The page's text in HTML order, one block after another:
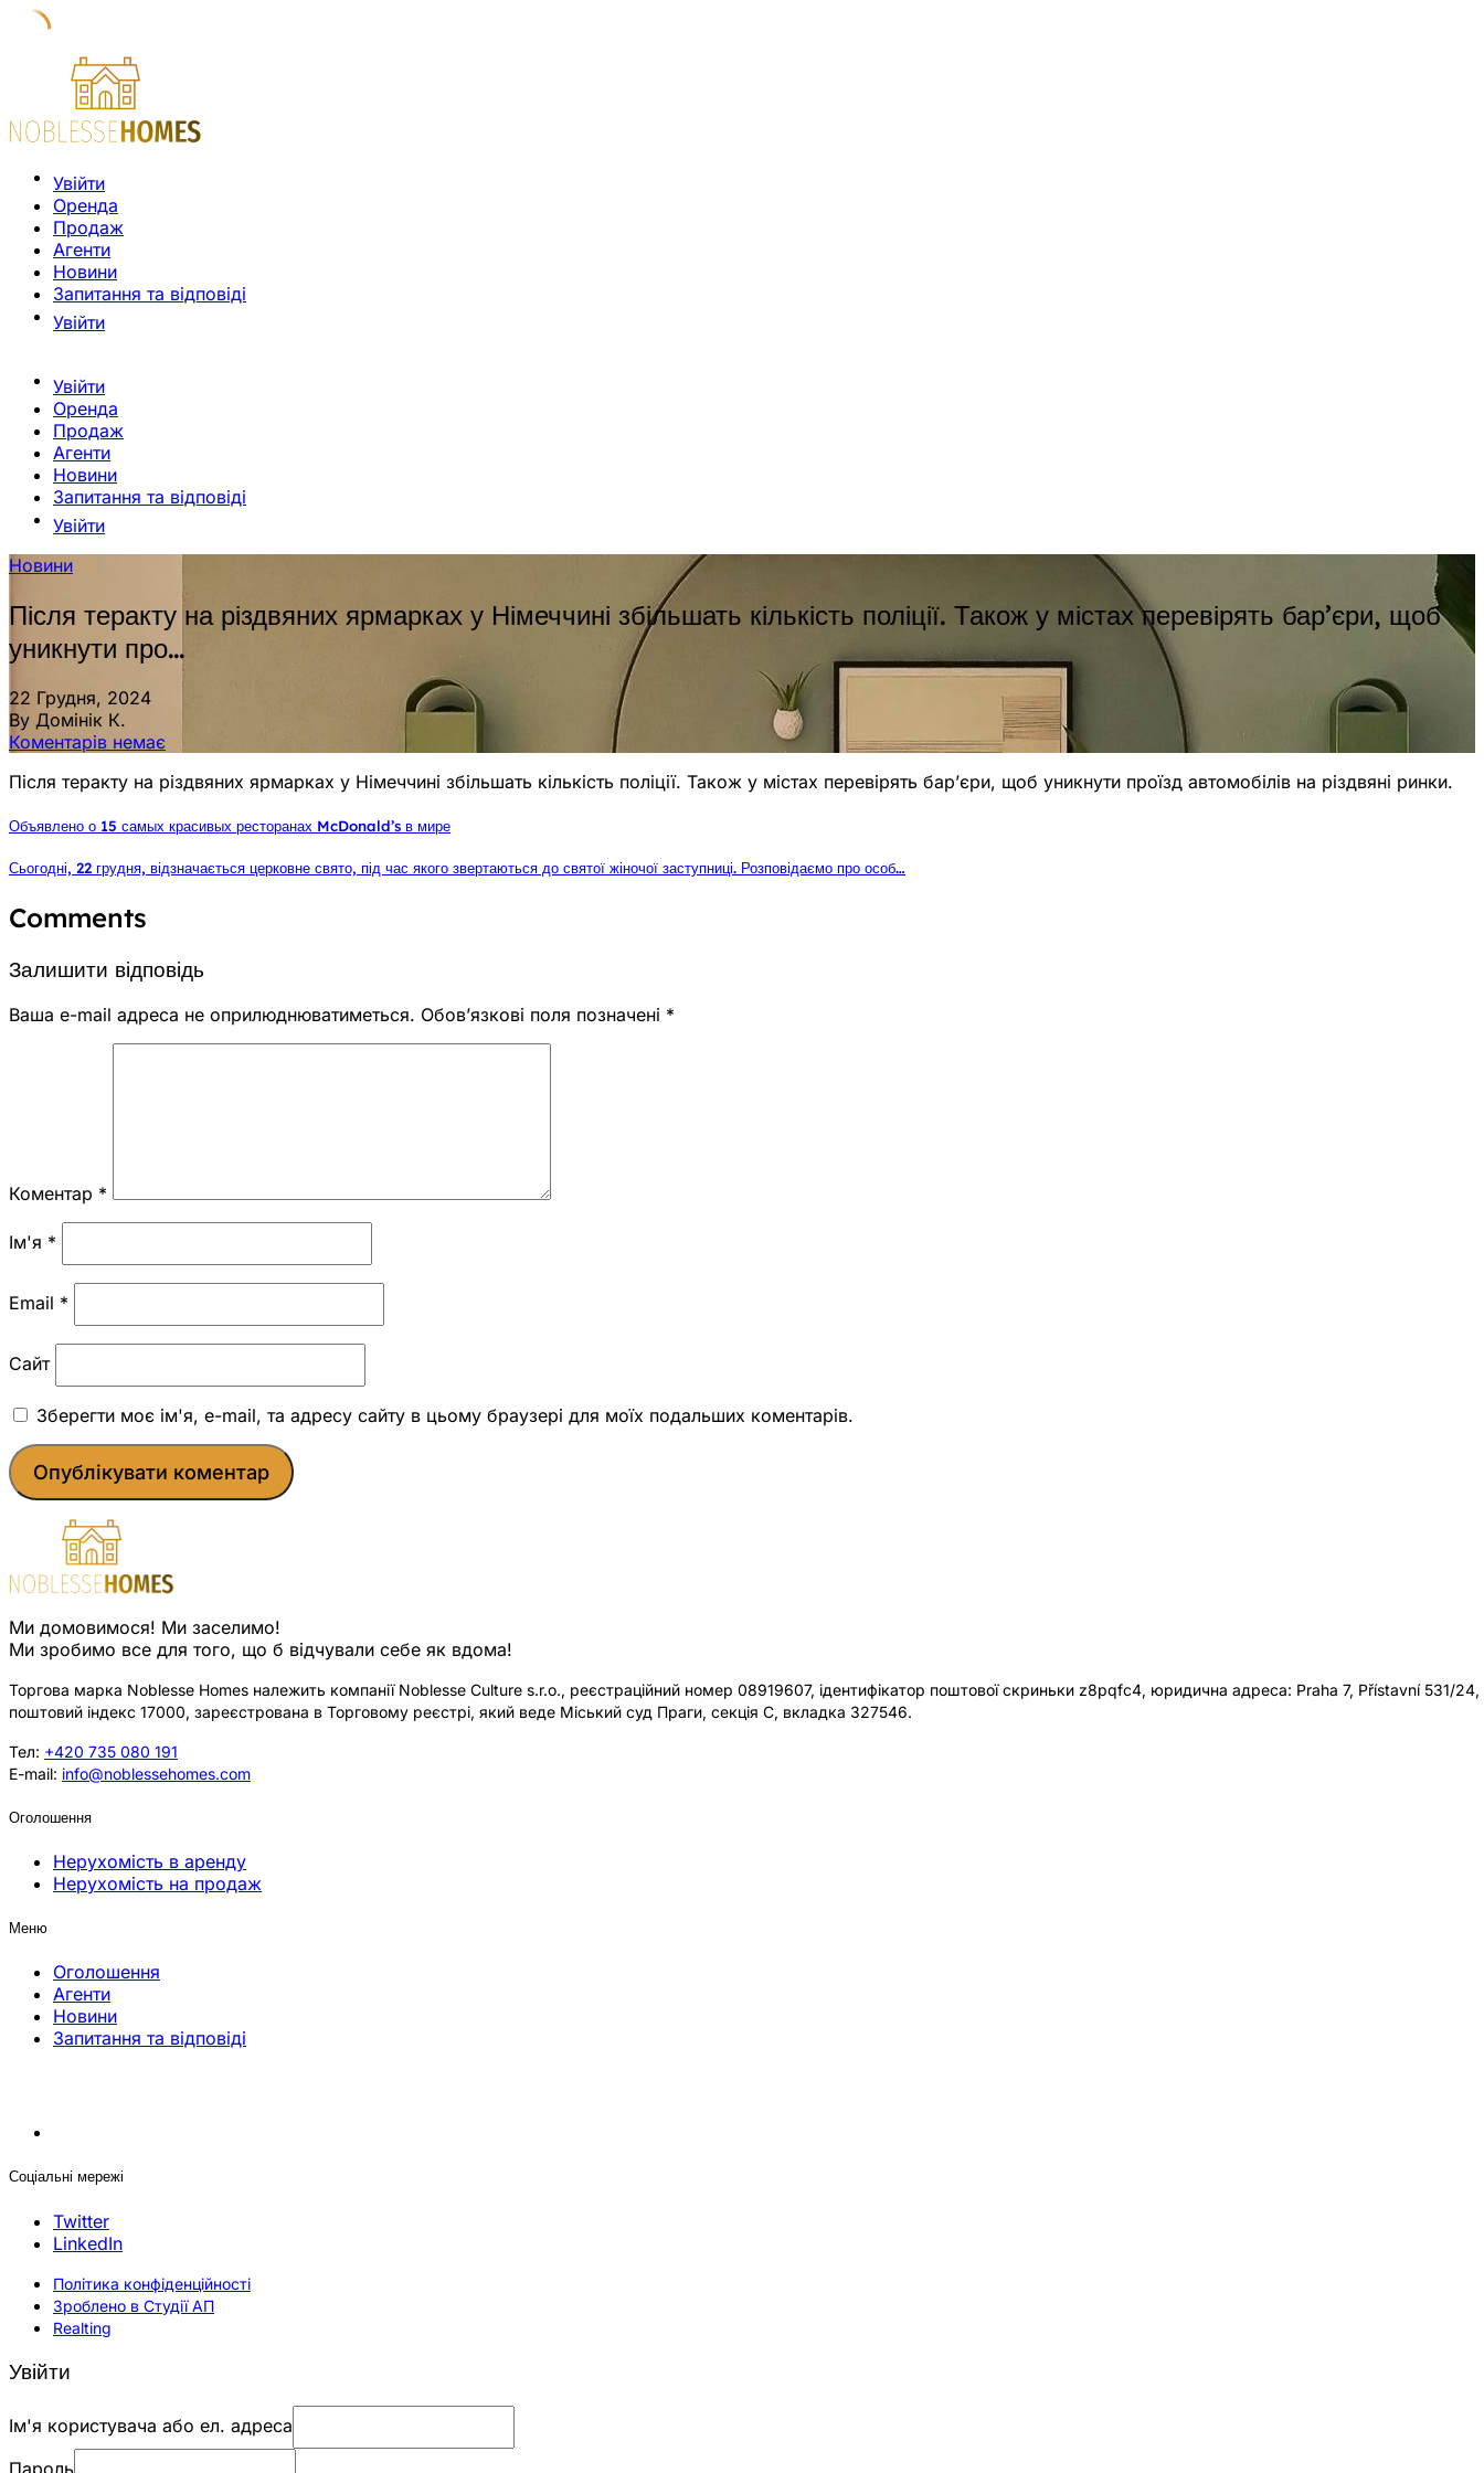
Увійти
Оренда
Продаж
Агенти
Новини
Запитання та відповіді
Увійти
Увійти
Оренда
Продаж
Агенти
Новини
Запитання та відповіді
Увійти
Новини
Після теракту на різдвяних ярмарках у Німеччині збільшать кількість поліції. Також у містах перевірять бар’єри, щоб
уникнути про…
22 Грудня, 2024
By Домінік К.
Коментарів немає
Після теракту на різдвяних ярмарках у Німеччині збільшать кількість поліції. Також у містах перевірять бар’єри, щоб уникнути проїзд автомобілів на різдвяні ринки.
Объявлено о 15 самых красивых ресторанах McDonald’s в мире
Сьогодні, 22 грудня, відзначається церковне свято, під час якого звертаються до святої жіночої заступниці. Розповідаємо про особ…
Comments
Залишити відповідь
Ваша e-mail адреса не оприлюднюватиметься. Обов’язкові поля позначені *
Коментар *
Ім'я *
Email *
Сайт
Зберегти моє ім'я, e-mail, та адресу сайту в цьому браузері для моїх подальших коментарів.
Ми домовимося! Ми заселимо!
Ми зробимо все для того, що б відчували себе як вдома!
Торгова марка Noblesse Homes належить компанії Noblesse Culture s.r.o., реєстраційний номер 08919607, ідентифікатор поштової скриньки z8pqfc4, юридична адреса: Praha 7, Přístavní 531/24,
поштовий індекс 17000, зареєстрована в Торговому реєстрі, який веде Міський суд Праги, секція C, вкладка 327546.
Тел: +420 735 080 191
E-mail: info@noblessehomes.com
Оголошення
Нерухомість в аренду
Нерухомість на продаж
Меню
Оголошення
Агенти
Новини
Запитання та відповіді
Соціальні мережі
Twitter
LinkedIn
Політика конфіденційності
Зроблено в Студії АП
Realting
Увійти
Ім'я користувача або ел. адреса